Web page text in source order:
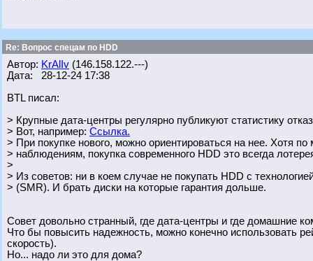
Re: Вопрос спецам по HDD
Автор: KrAlIv (146.158.122.---)
Дата: 28-12-24 17:38
BTL писал:
> Крупные дата-центры регулярно публикуют статистику
> Вот, например: Ссылка.
> При покупке нового, можно ориентироваться на нее. Хотя
> наблюдениям, покупка современного HDD это всегда
>
> Из советов: ни в коем случае не покупать HDD с
> (SMR). И брать диски на которые гарантия дольше.
Совет довольно странный, где дата-центры и где домашние
Что бы повысить надежность, можно конечно использовать
скорость).
Но... надо ли это для дома?